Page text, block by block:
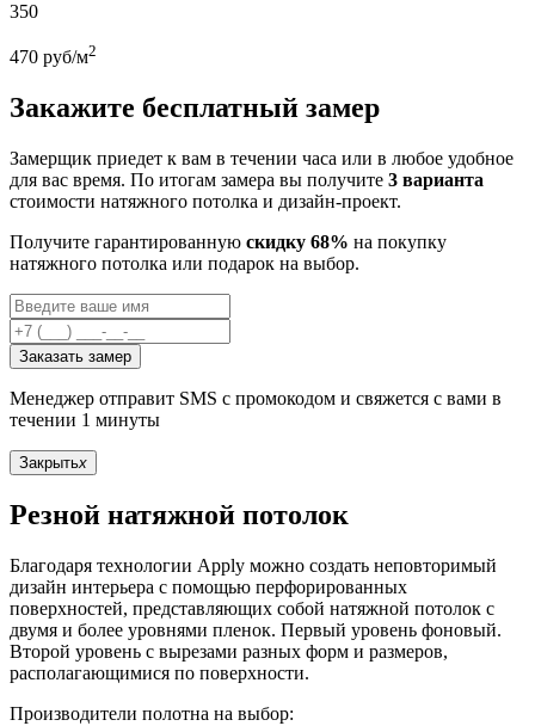
350
470 руб/м2
Закажите бесплатный замер
Замерщик приедет к вам в течении часа или в любое удобное
для вас время. По итогам замера вы получите 3 варианта
стоимости натяжного потолка и дизайн-проект.
Получите гарантированную скидку 68% на покупку
натяжного потолка или подарок на выбор.
Заказать замер
Менеджер отправит SMS с промокодом и свяжется с вами в
течении 1 минуты
Закрытьx
Резной натяжной потолок
Благодаря технологии Apply можно создать неповторимый
дизайн интерьера с помощью перфорированных
поверхностей, представляющих собой натяжной потолок с
двумя и более уровнями пленок. Первый уровень фоновый.
Второй уровень с вырезами разных форм и размеров,
располагающимися по поверхности.
Производители полотна на выбор: